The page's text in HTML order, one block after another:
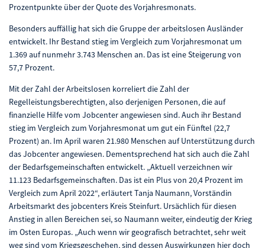
Prozentpunkte über der Quote des Vorjahresmonats.
Besonders auffällig hat sich die Gruppe der arbeitslosen Ausländer
entwickelt. Ihr Bestand stieg im Vergleich zum Vorjahresmonat um
1.369 auf nunmehr 3.743 Menschen an. Das ist eine Steigerung von
57,7 Prozent.
Mit der Zahl der Arbeitslosen korreliert die Zahl der
Regelleistungsberechtigten, also derjenigen Personen, die auf
finanzielle Hilfe vom Jobcenter angewiesen sind. Auch ihr Bestand
stieg im Vergleich zum Vorjahresmonat um gut ein Fünftel (22,7
Prozent) an. Im April waren 21.980 Menschen auf Unterstützung durch
das Jobcenter angewiesen. Dementsprechend hat sich auch die Zahl
der Bedarfsgemeinschaften entwickelt. „Aktuell verzeichnen wir
11.123 Bedarfsgemeinschaften. Das ist ein Plus von 20,4 Prozent im
Vergleich zum April 2022“, erläutert Tanja Naumann, Vorständin
Arbeitsmarkt des jobcenters Kreis Steinfurt. Ursächlich für diesen
Anstieg in allen Bereichen sei, so Naumann weiter, eindeutig der Krieg
im Osten Europas. „Auch wenn wir geografisch betrachtet, sehr weit
weg sind vom Kriegsgeschehen, sind dessen Auswirkungen hier doch